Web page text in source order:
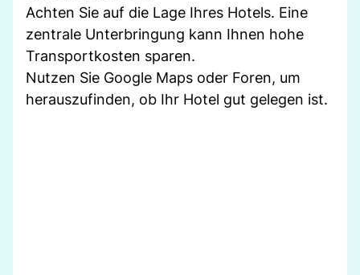
Achten Sie auf die Lage Ihres Hotels. Eine
zentrale Unterbringung kann Ihnen hohe
Transportkosten sparen.
Nutzen Sie Google Maps oder Foren, um
herauszufinden, ob Ihr Hotel gut gelegen ist.